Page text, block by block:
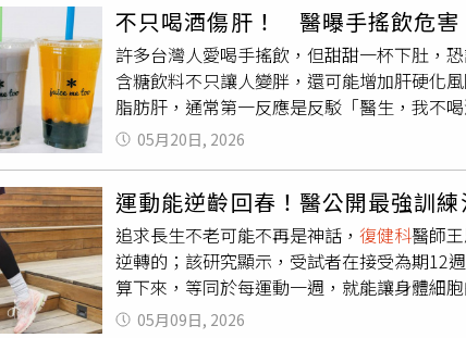
病後30分鐘內有效降低核心體溫，預後通常
足球小心「運動傷害」找上門 醫授正確「
「慢」開始防運動傷害https://
垮，乾脆徹底放棄的那一天」。
細胞對胰島素的反應變差，進而形成胰島素
《Diabetes》的研究指出，多數人都知道內
腿肌肉脂肪浸潤程度，對胰島素敏感性的影
肪增加、肌肉密度下降、肌肉內出現大量油
也要留意肌肉品質是否逐漸惡化。至於如何
腿肌肉內的脂肪也會稍微減少，但若改以
這也代表節食主要減掉的是皮下脂肪，真正
尿病及肌少症風險，不能只少吃，更要讓肌
肌肉健康狀況。第一，單腳站立30秒，若身
椅子起立測試，50歲以上若無法完成14次站
於33公分，可能代表肌肉量不足，符合亞洲
於90公分、女性大於或等於80公分，通常代
不只喝酒傷肝！ 醫曝手搖飲危害
許多台灣人愛喝手搖飲，但甜甜一杯下肚，
含糖飲料不只讓人變胖，還可能增加肝硬化
脂肪肝，通常第一反應是反駁「醫生，我不
患有糖尿病、脂肪肝的成年人喝「含糖飲料
人，肝纖維化（肝臟開始變硬）的機率，
齡、性別、有沒有變胖等因素，含糖飲料與
胖而已，還有更直接的殺傷力。王思恒說明
不一樣，果糖一進到身體，幾乎全衝向肝臟
肝臟塞了太多脂肪，久了就發炎、變硬。王
人，而台灣中年族群脂肪肝非常普遍，糖尿
思恒指出，這篇研究雖然也有一些限制，比
05月20日, 2026
運動能逆齡回春！醫公開最強訓
追求長生不老可能不再是神話， 復健科醫師
逆轉的；該研究顯示，受試者在接受為期12
算下來，等同於每運動一週，就能讓身體細
教室」發文表示，所謂分子年齡是科學家透
05月09日, 2026